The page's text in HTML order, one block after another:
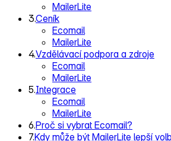
MailerLite
3.Ceník
Ecomail
MailerLite
4.Vzdělávací podpora a zdroje
Ecomail
MailerLite
5.Integrace
Ecomail
MailerLite
6.Proč si vybrat Ecomail?
7.Kdy může být MailerLite lepší